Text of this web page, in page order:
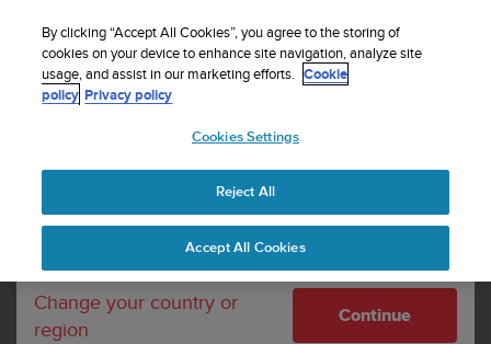
지원 Suunto Cobra3
Your country or region:
United States
Currency: $ (USD)
Shipping only to United States
Change your country or
region
Continue
By clicking “Accept All Cookies”, you agree to the storing of
cookies on your device to enhance site navigation, analyze site
usage, and assist in our marketing efforts. Cookie
policy Privacy policy
Cookies Settings
Reject All
Accept All Cookies